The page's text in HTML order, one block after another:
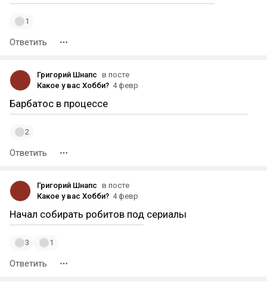
1
Ответить
Григорий Шнапс в посте
Какое у вас Хобби? 4 февр
Барбатос в процессе
2
Ответить
Григорий Шнапс в посте
Какое у вас Хобби? 4 февр
Начал собирать робитов под сериалы
3 1
Ответить